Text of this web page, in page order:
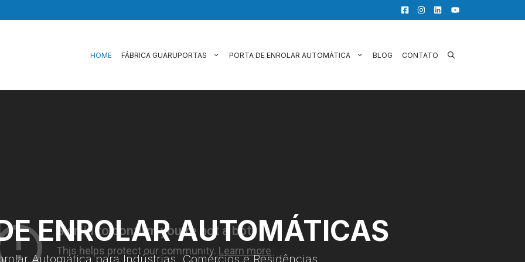
HOME FÁBRICA GUARUPORTAS PORTA DE ENROLAR AUTOMÁTICA BLOG CONTATO
ENROLAR AUTOMÁTICAS
Automática para Indústrias, Comércios e Residências.